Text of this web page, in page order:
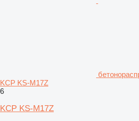
KCP KS-M17Z
6
KCP KS-M17Z